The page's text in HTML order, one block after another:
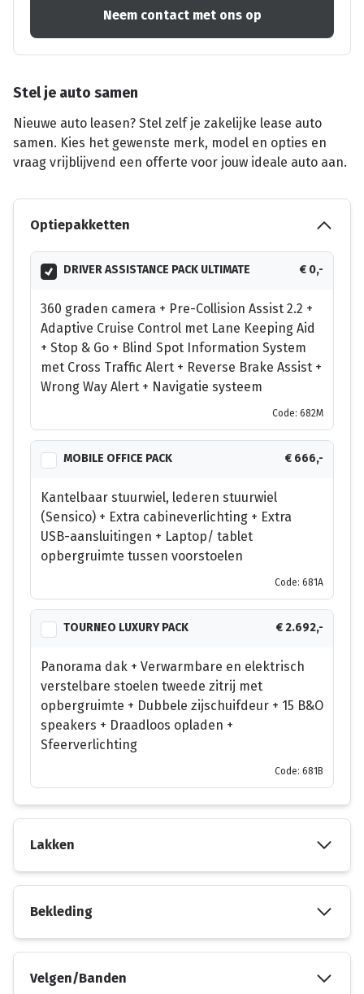
Neem contact met ons op
Stel je auto samen
Nieuwe auto leasen? Stel zelf je zakelijke lease auto
samen. Kies het gewenste merk, model en opties en
vraag vrijblijvend een offerte voor jouw ideale auto aan.
Optiepakketten
DRIVER ASSISTANCE PACK ULTIMATE € 0,-
360 graden camera + Pre-Collision Assist 2.2 +
Adaptive Cruise Control met Lane Keeping Aid
+ Stop & Go + Blind Spot Information System
met Cross Traffic Alert + Reverse Brake Assist +
Wrong Way Alert + Navigatie systeem
Code: 682M
MOBILE OFFICE PACK € 666,-
Kantelbaar stuurwiel, lederen stuurwiel
(Sensico) + Extra cabineverlichting + Extra
USB-aansluitingen + Laptop/ tablet
opbergruimte tussen voorstoelen
Code: 681A
TOURNEO LUXURY PACK € 2.692,-
Panorama dak + Verwarmbare en elektrisch
verstelbare stoelen tweede zitrij met
opbergruimte + Dubbele zijschuifdeur + 15 B&O
speakers + Draadloos opladen +
Sfeerverlichting
Code: 681B
Lakken
Bekleding
Velgen/Banden